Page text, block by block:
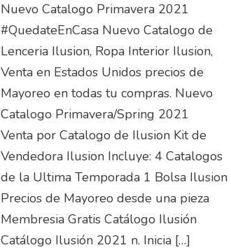
Nuevo Catalogo Primavera 2021
#QuedateEnCasa Nuevo Catalogo de
Lenceria Ilusion, Ropa Interior Ilusion,
Venta en Estados Unidos precios de
Mayoreo en todas tu compras. Nuevo
Catalogo Primavera/Spring 2021
Venta por Catalogo de Ilusion Kit de
Vendedora Ilusion Incluye: 4 Catalogos
de la Ultima Temporada 1 Bolsa Ilusion
Precios de Mayoreo desde una pieza
Membresia Gratis Catálogo Ilusión
Catálogo Ilusión 2021 n. Inicia […]